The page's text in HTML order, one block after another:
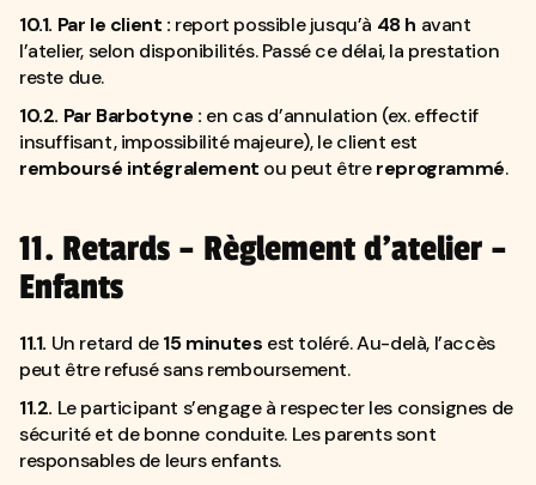
10.1. Par le client : report possible jusqu’à 48 h avant
l’atelier, selon disponibilités. Passé ce délai, la prestation
reste due.
10.2. Par Barbotyne : en cas d’annulation (ex. effectif
insuffisant, impossibilité majeure), le client est
remboursé intégralement ou peut êtrereprogrammé.
11. Retards – Règlement d’atelier –
Enfants
11.1. Un retard de15 minutes est toléré. Au-delà, l’accès
peut être refusé sans remboursement.
11.2. Le participant s’engage à respecter les consignes de
sécurité et de bonne conduite. Les parents sont
responsables de leurs enfants.